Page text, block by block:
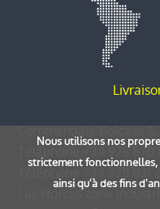
Commerciale Bolcase
Téléphone
+34 978 870
Téléphone
+34 978 831
Las Horcas zone
Nous utilisons nos
strictement
ainsi qu'à des fins